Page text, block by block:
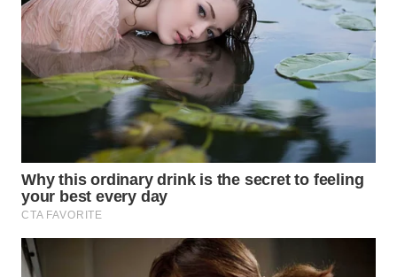
WN
LIKUPANG
WN
LABUANBAJO
BORNEO
Wahana
Media
Group